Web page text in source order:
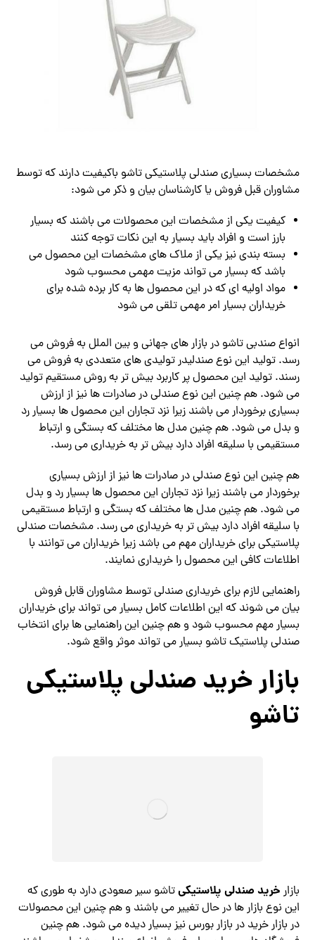
مشخصات بسیاری صندلی پلاستیکی تاشو باکیفیت دارند که توسط
مشاوران قبل فروش یا کارشناسان بیان و ذکر می شود:
کیفیت یکی از مشخصات این محصولات می باشند که بسیار
بارز است و افراد باید بسیار به این نکات توجه کنند
بسته بندی نیز یکی از ملاک های مشخصات این محصول می
باشد که بسیار می تواند مزیت مهمی محسوب شود
مواد اولیه ای که در این محصول ها به کار برده شده برای
خریداران بسیار امر مهمی تلقی می شود
انواع صندبی تاشو در بازار های جهانی و بین الملل به فروش می
رسد. تولید این نوع صندلیدر تولیدی های متعددی به فروش می
رسند. تولید این محصول پر کاربرد بیش تر به روش مستقیم تولید
می شود. هم چنین این نوع صندلی در صادرات ها نیز از ارزش
بسیاری برخوردار می باشند زیرا نزد تجاران این محصول ها بسیار رد
و بدل می شود. هم چنین مدل ها مختلف که بستگی و ارتباط
مستقیمی با سلیقه افراد دارد بیش تر به خریداری می رسد.
هم چنین این نوع صندلی در صادرات ها نیز از ارزش بسیاری
برخوردار می باشند زیرا نزد تجاران این محصول ها بسیار رد و بدل
می شود. هم چنین مدل ها مختلف که بستگی و ارتباط مستقیمی
با سلیقه افراد دارد بیش تر به خریداری می رسد. مشخصات صندلی
پلاستیکی برای خریداران مهم می باشد زیرا خریداران می توانند با
اطلاعات کافی این محصول را خریداری نمایند.
راهنمایی لازم برای خریداری صندلی توسط مشاوران قابل فروش
بیان می شوند که این اطلاعات کامل بسیار می تواند برای خریداران
بسیار مهم محسوب شود و هم چنین این راهنمایی ها برای انتخاب
صندلی پلاستیک تاشو بسیار می تواند موثر واقع شود.
بازار خرید صندلی پلاستیکی
تاشو
بازار خرید صندلی پلاستیکیتاشو سیر صعودی دارد به طوری که
این نوع بازار ها در حال تغییر می باشند و هم چنین این محصولات
در بازار خرید در بازار بورس نیز بسیار دیده می شود. هم چنین